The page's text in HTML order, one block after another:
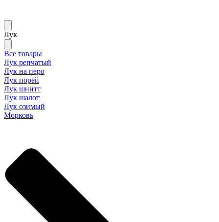
Лук
Все товары
Лук репчатый
Лук на перо
Лук порей
Лук шнитт
Лук шалот
Лук озимый
Морковь